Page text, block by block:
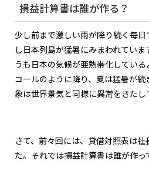
損益計算書は誰が作る？
少し前まで激しい雨が降り続く毎
し日本列島が猛暑にみまわれてい
うも日本の気候が亜熱帯化してい
コールのように降り、夏は猛暑が
象は世界景気と同様に異常をきたし
さて、前々回には、貸借対照表は
た。それでは損益計算書は誰が作っ